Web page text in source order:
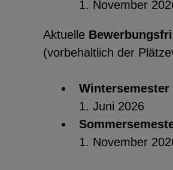
1. November
Aktuelle
(vorbehaltlich der
Wintersemester
1. Juni 2026
1. November